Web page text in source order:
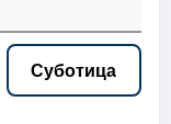
Суботица